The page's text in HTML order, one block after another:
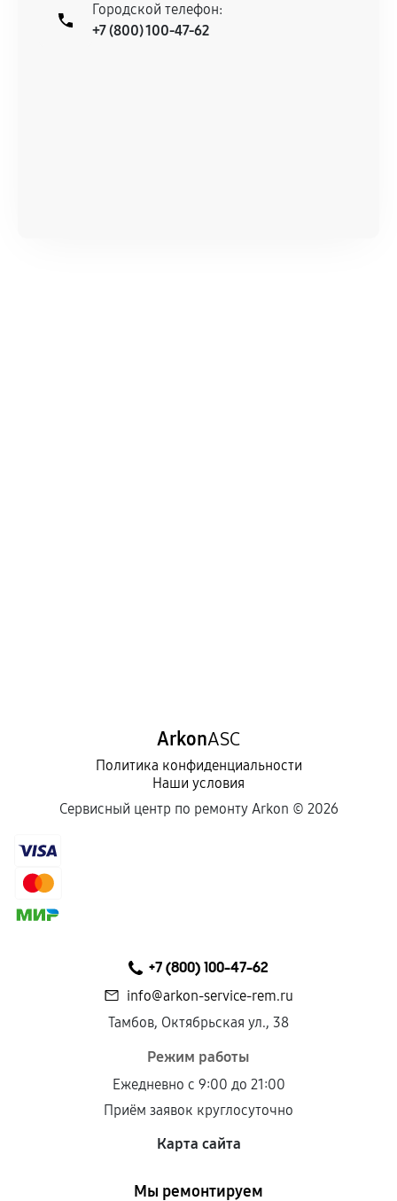
Городской телефон:
+7 (800) 100-47-62
ArkonASC
Политика конфиденциальности
Наши условия
Сервисный центр по ремонту Arkon © 2026
+7 (800) 100-47-62
info@arkon-service-rem.ru
Тамбов, Октябрьская ул., 38
Режим работы
Ежедневно с 9:00 до 21:00
Приём заявок круглосуточно
Карта сайта
Мы ремонтируем